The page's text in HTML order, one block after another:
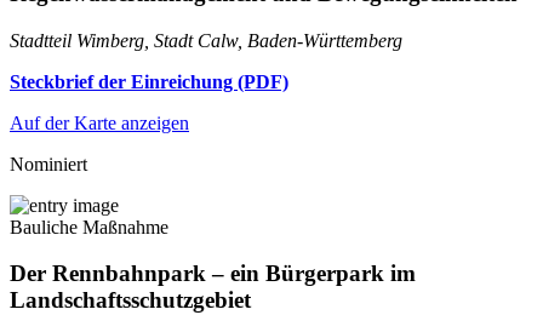
Stadtteil Wimberg, Stadt Calw, Baden-Württemberg
Steckbrief der Einreichung (PDF)
Auf der Karte anzeigen
Nominiert
Bauliche Maßnahme
Der Rennbahnpark – ein Bürgerpark im
Landschaftsschutzgebiet